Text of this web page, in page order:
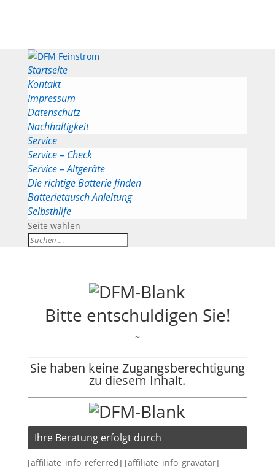
Startseite
Kontakt
Impressum
Datenschutz
Nachhaltigkeit
Service
Service – Check
Service – Altgeräte
Die richtige Batterie finden
Batterietausch Anleitung
Selbsthilfe
Seite wählen
Bitte entschuldigen Sie!
~
Sie haben keine Zugangsberechtigung
zu diesem Inhalt.
Ihre Beratung erfolgt durch
[affiliate_info_referred] [affiliate_info_gravatar]